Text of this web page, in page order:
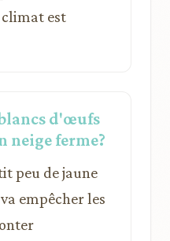
climat est
d'œufs
neige ferme?
peu de jaune
empêcher les